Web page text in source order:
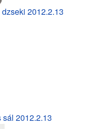
2012.2.13
2012.2.13